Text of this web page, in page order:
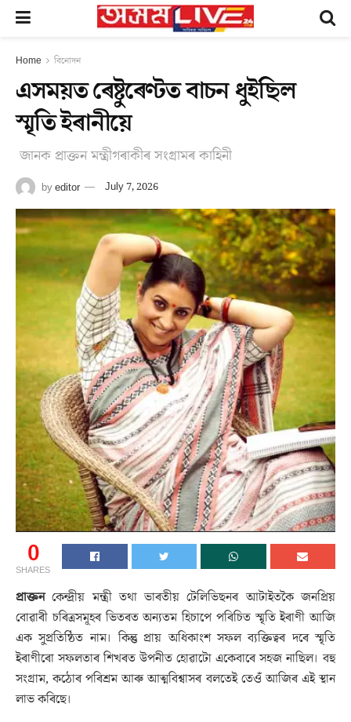
Home বিনোদন
এসময়ত ৰেষ্টুৰেণ্টত বাচন ধুইছিল
স্মৃতি ইৰানীয়ে
জানক প্ৰাক্তন মন্ত্ৰীগৰাকীৰ সংগ্ৰামৰ কাহিনী
byeditor July 7, 2026
0
SHARES
প্ৰাক্তনকেন্দ্ৰীয় মন্ত্ৰী তথা ভাৰতীয় টেলিভিছনৰ আটাইতকৈ জনপ্ৰিয়
বোৱাৰী চৰিত্ৰসমূহৰ ভিতৰত অন্যতম হিচাপে পৰিচিত স্মৃতি ইৰাণী আজি
এক সুপ্ৰতিষ্ঠিত নাম। কিন্তু প্ৰায় অধিকাংশ সফল ব্যক্তিত্বৰ দৰে স্মৃতি
ইৰাণীৰো সফলতাৰ শিখৰত উপনীত হোৱাটো একেবাৰে সহজ নাছিল। বহু
সংগ্ৰাম, কঠোৰ পৰিশ্ৰম আৰু আত্মবিশ্বাসৰ বলতেই তেওঁ আজিৰ এই স্থান
লাভ কৰিছে।